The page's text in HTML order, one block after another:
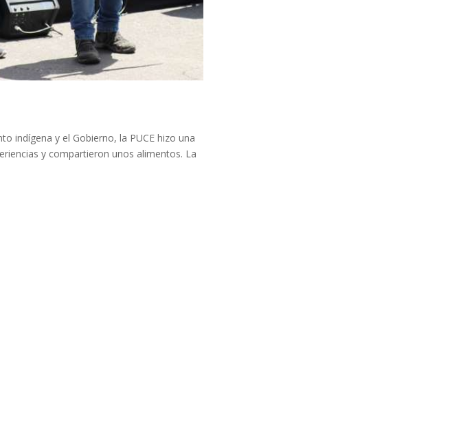
indígena y el Gobierno, la PUCE hizo una
y compartieron unos alimentos. La